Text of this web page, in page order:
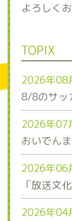
よろしく
TOPIX
2026年08
2026年07
2026年06
「放送文
2026年04